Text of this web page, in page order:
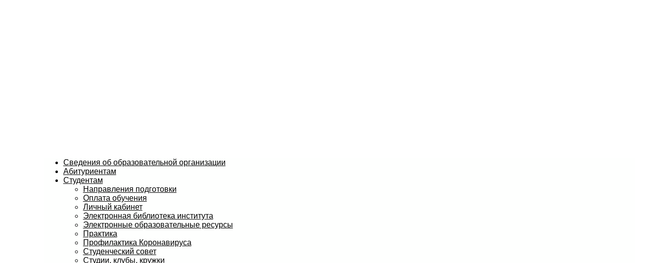
Сведения об образовательной организации
Абитуриентам
Студентам
Направления подготовки
Оплата обучения
Личный кабинет
Электронная библиотека института
Электронные образовательные ресурсы
Практика
Профилактика Коронавируса
Студенческий совет
Студии, клубы, кружки